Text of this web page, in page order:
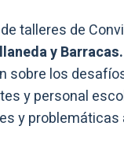
talleres de
y Barracas.
sobre los
y personal
y